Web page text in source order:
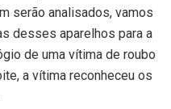
serão analisados, vamos
desses aparelhos para a
de uma vítima de roubo
a vítima reconheceu os